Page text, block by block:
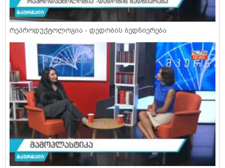
რეპროდუქტოლოგია - დედობის ბედნიერება